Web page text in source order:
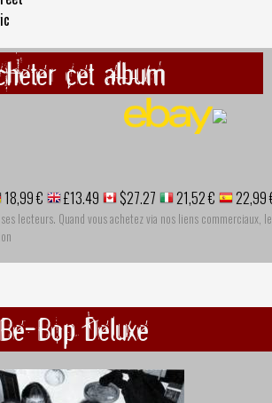
cet album
18,99 € £13.49 $27.27 21,52 € 22,99
lecteurs. Quand vous achetez via nos liens commerciaux, le
Be-Bop Deluxe